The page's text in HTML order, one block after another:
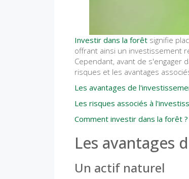
Investir dans la forêt signifie
offrant ainsi un investissement
Cependant, avant de s'engager
risques et les avantages
Les avantages de
Les risques associés à
Comment investir dans la forêt ?
Les avantages
Un actif naturel